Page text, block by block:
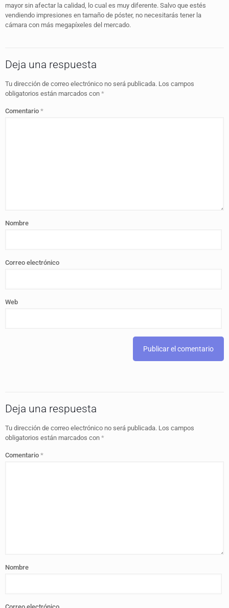
mayor sin afectar la calidad, lo cual es muy diferente. Salvo que estés
vendiendo impresiones en tamaño de póster, no necesitarás tener la
cámara con más megapíxeles del mercado.
Deja una respuesta
Tu dirección de correo electrónico no será publicada. Los campos
obligatorios están marcados con *
Comentario *
Nombre
Correo electrónico
Web
Deja una respuesta
Tu dirección de correo electrónico no será publicada. Los campos
obligatorios están marcados con *
Comentario *
Nombre